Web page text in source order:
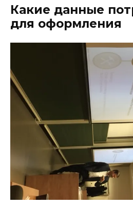
Какие данные
для оформления